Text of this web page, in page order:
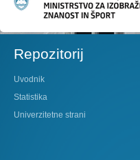
Repozitorij
Uvodnik
Statistika
Univerzitetne strani